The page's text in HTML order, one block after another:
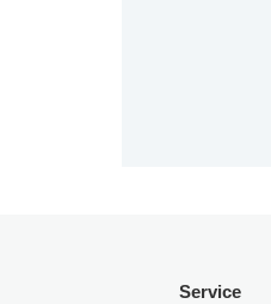
Service